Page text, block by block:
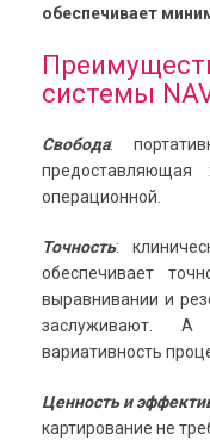
обеспечивает
системы
Свобода:
предоставляющая
операционной.
Точность:
обеспечивает
выравнивании и
заслуживают. А
вариативность
Ценность и
картирование не